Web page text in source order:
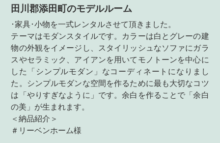
田川郡添田町のモデルルーム
･家具･小物を一式レンタルさせて頂きました。
テーマはモダンスタイルです。カラーは白とグレーの建
物の外観をイメージし、スタイリッシュなソファにガラ
スやセラミック、アイアンを用いてモノトーンを中心に
した「シンプルモダン」なコーディネートになりまし
た。シンプルモダンな空間を作るために最も大切なコツ
は「やりすぎなように」です。余白を作ることで「余白
の美」が生まれます。
＜納品紹介＞
＃リーベンホーム様